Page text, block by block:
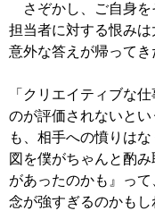
さぞかし、ご自身を
担当者に対する恨みは
意外な答えが帰ってき
「クリエイティブな
のが評価されないと
も、相手への憤りは
図を僕がちゃんと酌
があったのかも』っ
念が強すぎるのかも